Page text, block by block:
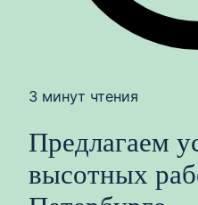
3 минут чтения
Предлагаем
высотных